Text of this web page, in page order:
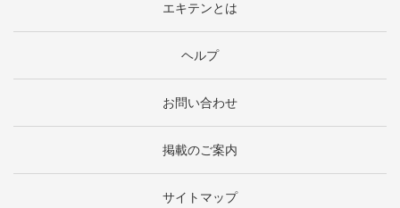
エキテンとは
ヘルプ
お問い合わせ
掲載のご案内
サイトマップ